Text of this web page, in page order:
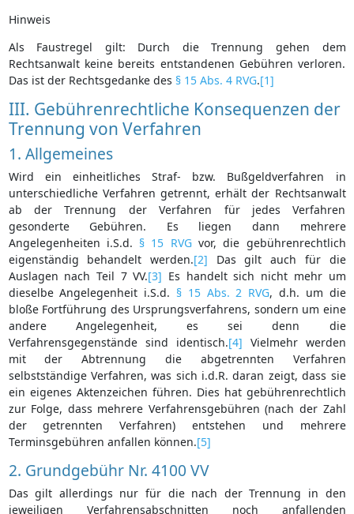
Hinweis
Als Faustregel gilt: Durch die Trennung gehen dem
Rechtsanwalt keine bereits entstandenen Gebühren verloren.
Das ist der Rechtsgedanke des § 15 Abs. 4 RVG.[1]
III. Gebührenrechtliche Konsequenzen der
Trennung von Verfahren
1. Allgemeines
Wird ein einheitliches Straf- bzw. Bußgeldverfahren in
unterschiedliche Verfahren getrennt, erhält der Rechtsanwalt
ab der Trennung der Verfahren für jedes Verfahren
gesonderte Gebühren. Es liegen dann mehrere
Angelegenheiten i.S.d. § 15 RVGvor, die gebührenrechtlich
eigenständig behandelt werden.[2] Das gilt auch für die
Auslagen nach Teil 7 VV.[3] Es handelt sich nicht mehr um
dieselbe Angelegenheit i.S.d. § 15 Abs. 2 RVG, d.h. um die
bloße Fortführung des Ursprungsverfahrens, sondern um eine
andere Angelegenheit, es sei denn die
Verfahrensgegenstände sind identisch.[4] Vielmehr werden
mit der Abtrennung die abgetrennten Verfahren
selbstständige Verfahren, was sich i.d.R. daran zeigt, dass sie
ein eigenes Aktenzeichen führen. Dies hat gebührenrechtlich
zur Folge, dass mehrere Verfahrensgebühren (nach der Zahl
der getrennten Verfahren) entstehen und mehrere
Terminsgebühren anfallen können.[5]
2. Grundgebühr Nr. 4100 VV
Das gilt allerdings nur für die nach der Trennung in den
jeweiligen Verfahrensabschnitten noch anfallenden